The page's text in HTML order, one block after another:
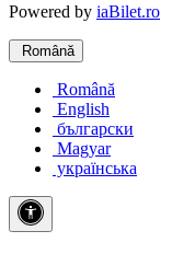
Powered by iaBilet.ro
Română
Română
English
български
Magyar
українська